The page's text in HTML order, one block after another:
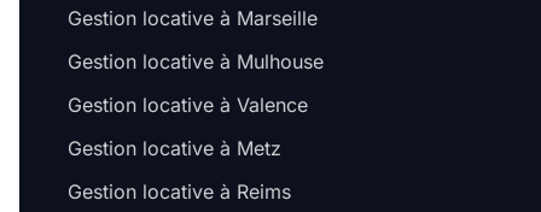
Gestion locative à Marseille
Gestion locative à Mulhouse
Gestion locative à Valence
Gestion locative à Metz
Gestion locative à Reims